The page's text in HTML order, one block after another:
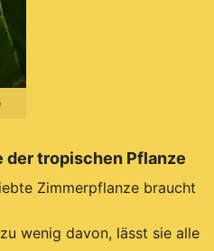
der tropischen Pflanze
Zimmerpflanze braucht
wenig davon, lässt sie alle